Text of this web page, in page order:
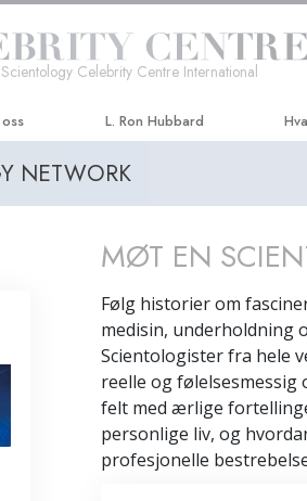
Celebrity Centre International
L. Ron Hubbard
De
En
NETWORK
MØT EN
Følg historier om
medisin, underholdning
Scientologister fra hele
reelle og
felt med ærlige
personlige liv, og
profesjonelle